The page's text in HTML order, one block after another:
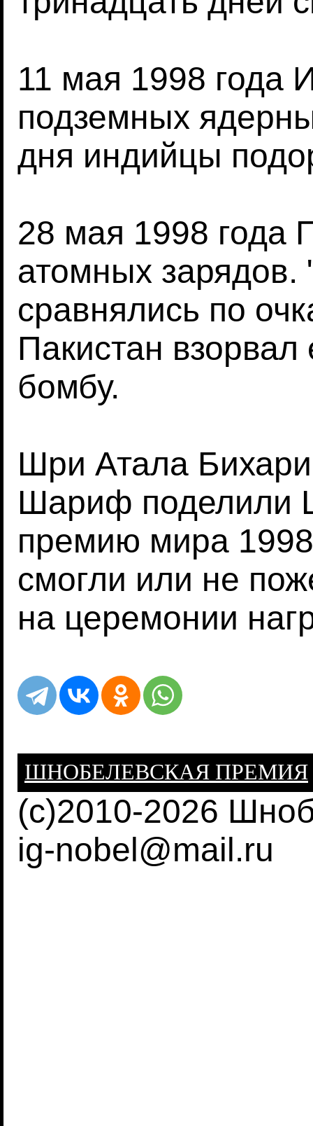
11 мая 1998 года
подземных
дня индийцы
28 мая 1998 года
атомных
сравнялись по
Пакистан
бомбу.
Шри Атала
Шариф поделили
премию мира
смогли или не
на церемонии
ШНОБЕЛЕВСКАЯ ПРЕМИЯ
(c)2010-2026
ig-nobel@mail.ru